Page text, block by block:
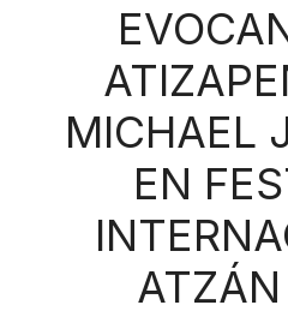
MICHAEL
EN